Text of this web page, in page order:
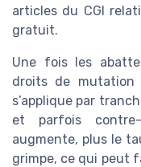
articles du CGI
gratuit.
Une fois les
droits de
s’applique par
et parfois
augmente, plus le
grimpe, ce qui peut